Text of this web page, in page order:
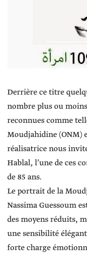
Derrière ce titre
nombre plus ou
reconnues comme
Moudjahidine (ONM)
réalisatrice nous
Hablal, l’une de ces
de 85 ans.
Le portrait de la
Nassima Guessoum
des moyens réduits,
une sensibilité
forte charge